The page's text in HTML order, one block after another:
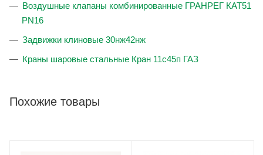
Воздушные клапаны комбинированные ГРАНРЕГ КАТ51
PN16
Задвижки клиновые 30нж42нж
Краны шаровые стальные Кран 11с45п ГАЗ
Похожие товары